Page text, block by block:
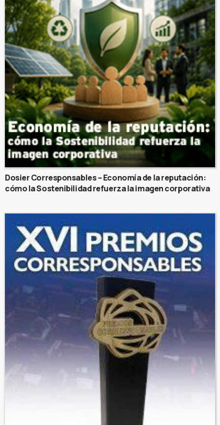
Dosier Corresponsables – Economía de la reputación:
cómo la Sostenibilidad refuerza la imagen corporativa